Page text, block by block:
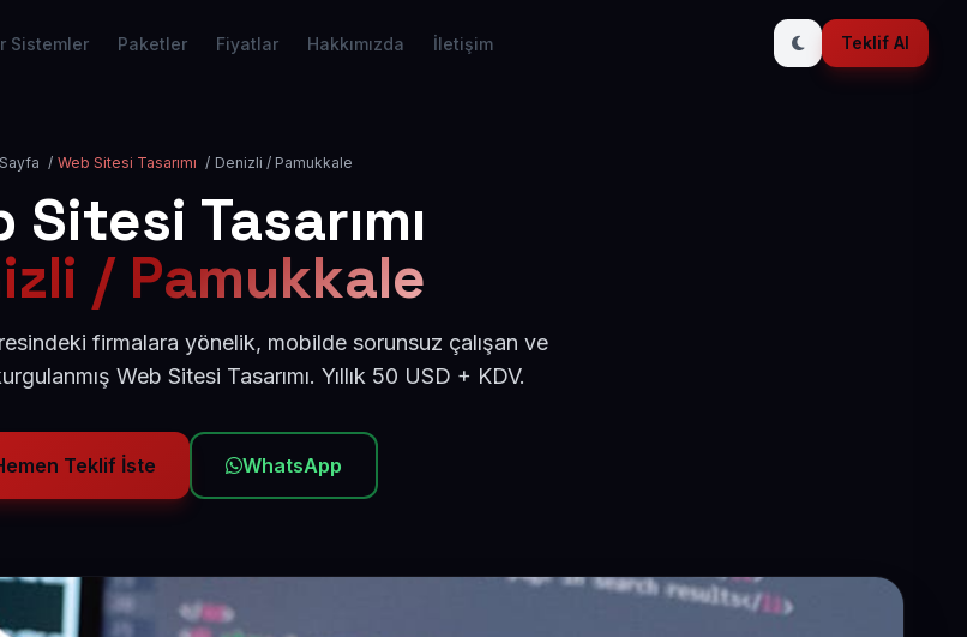
Sistemler Paketler Fiyatlar Hakkımızda İletişim Teklif Al
/ Web Sitesi Tasarımı / Denizli / Pamukkale
Sitesi Tasarımı
/ Pamukkale
firmalara yönelik, mobilde sorunsuz çalışan ve
Web Sitesi Tasarımı. Yıllık 50 USD + KDV.
Teklif İste WhatsApp